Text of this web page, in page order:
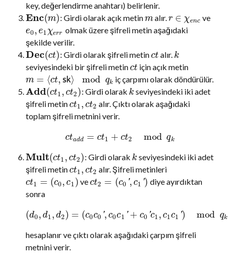
key, değerlendirme anahtarı) belirlenir.
Enc(m): Girdi olarak açık metinmalır.r ∈ χenc ve
e0, e1χerr olmak üzere şifreli metin aşağıdaki
şekilde verilir.
Dec(ct): Girdi olarak şifreli metinct alır. k
seviyesindeki bir şifreli metinct için açık metin
m = ⟨ct, sk⟩ mod qk iç çarpımı olarak döndürülür.
Add(ct1, ct2): Girdi olarak kseviyesindeki iki adet
şifreli metinct1, ct2 alır. Çıktı olarak aşağıdaki
toplam şifreli metnini verir.
ctadd = ct1 + ct2 mod qk
Mult(ct1, ct2): Girdi olarak kseviyesindeki iki adet
şifreli metinct1, ct2 alır. Şifreli metinleri
ct1 = (c0, c1) vect2 = (c0 ', c1 ') diye ayırdıktan
sonra
(d0, d1, d2) = (c0c0 ', c0c1 ' + c0 'c1, c1c1 ') mod qk
hesaplanır ve çıktı olarak aşağıdaki çarpım şifreli
metnini verir.